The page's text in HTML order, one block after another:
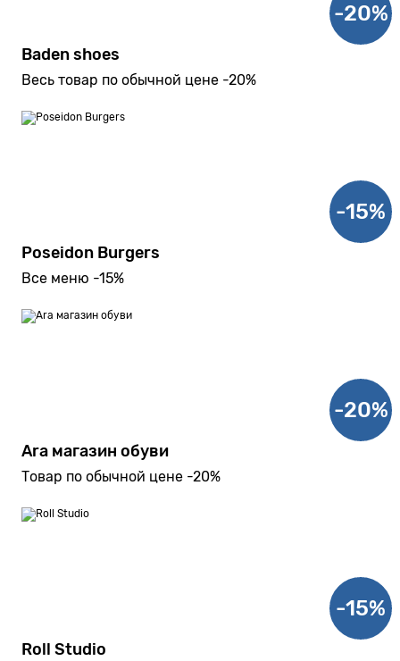
Baden shoes
Весь товар по обычной цене -20%
-20%
Poseidon Burgers
Все меню -15%
-15%
Ara магазин обуви
Товар по обычной цене -20%
-20%
Roll Studio
-15%